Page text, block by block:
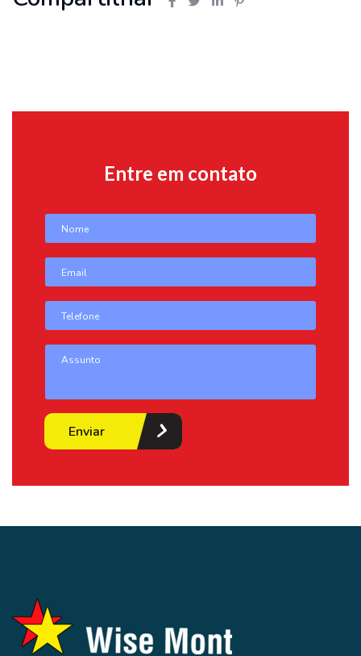
Entre em contato
Enviar